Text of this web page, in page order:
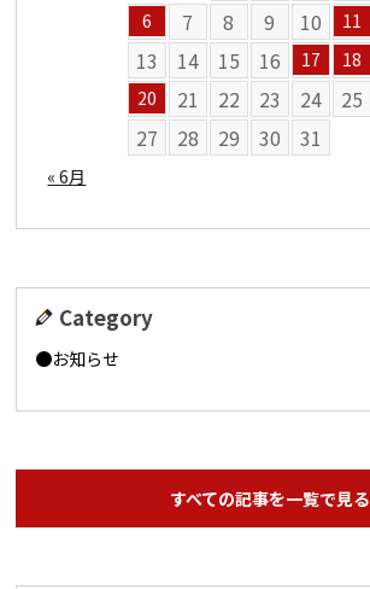
6 7 8 9 10 11
13
14 15 16 17 18
20 21 22 23 24 25
27 28 29 30 31
« 6月
Category
お知らせ
すべての記事を一覧で見る